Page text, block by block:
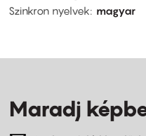
Szinkron nyelvek
magyar
Maradj